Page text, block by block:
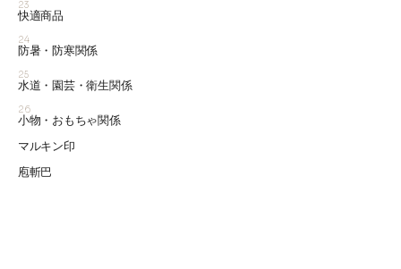
23
快適商品
24
防暑・防寒関係
25
水道・園芸・衛生関係
26
小物・おもちゃ関係
マルキン印
庖斬巴